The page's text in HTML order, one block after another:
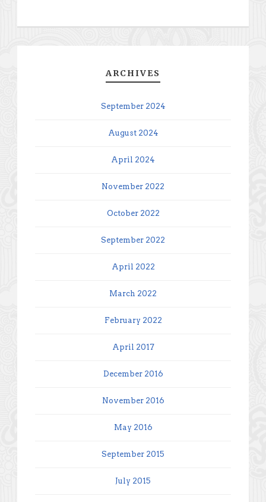
ARCHIVES
September 2024
August 2024
April 2024
November 2022
October 2022
September 2022
April 2022
March 2022
February 2022
April 2017
December 2016
November 2016
May 2016
September 2015
July 2015